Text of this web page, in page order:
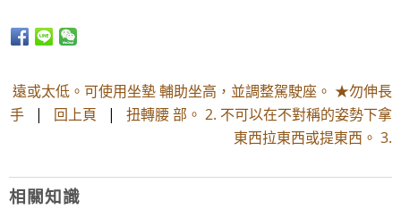
遠或太低。可使用坐墊 輔助坐高，並調整駕駛座。 ★勿伸長
手 | 回上頁 | 扭轉腰 部。 2. 不可以在不對稱的姿勢下拿
東西拉東西或提東西。 3.
相關知識